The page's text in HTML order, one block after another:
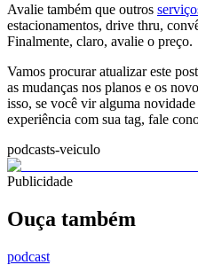
Avalie também que outros
estacionamentos, drive thru,
Finalmente, claro, avalie o preço.
Vamos procurar atualizar este
as mudanças nos planos e os
isso, se você vir alguma
experiência com sua tag, fale
podcasts-veiculo
Publicidade
Ouça também
podcast